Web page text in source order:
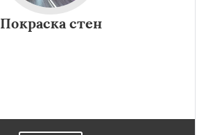
Покраска стен